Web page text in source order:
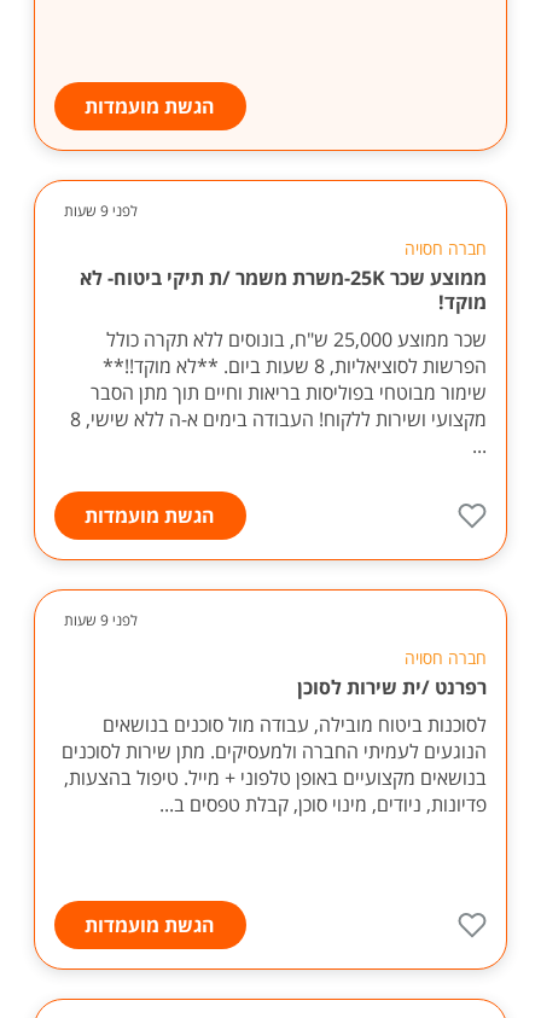
הגשת מועמדות
לפני 9 שעות
חברה חסויה
ממוצע שכר 25K-משרת משמר /ת תיקי ביטוח- לא
מוקד!
שכר ממוצע 25,000 ש"ח, בונוסים ללא תקרה כולל
הפרשות לסוציאליות, 8 שעות ביום. **לא מוקד!!**
שימור מבוטחי בפוליסות בריאות וחיים תוך מתן הסבר
מקצועי ושירות ללקוח! העבודה בימים א-ה ללא שישי, 8
...
הגשת מועמדות
לפני 9 שעות
חברה חסויה
רפרנט /ית שירות לסוכן
לסוכנות ביטוח מובילה, עבודה מול סוכנים בנושאים
הנוגעים לעמיתי החברה ולמעסיקים. מתן שירות לסוכנים
בנושאים מקצועיים באופן טלפוני + מייל. טיפול בהצעות,
פדיונות, ניודים, מינוי סוכן, קבלת טפסים ב...
הגשת מועמדות